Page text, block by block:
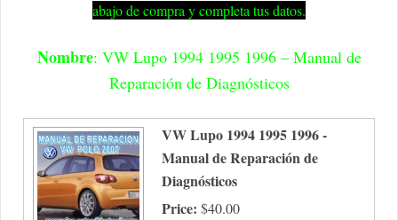
abajo de compra y completa tus datos.
Nombre: VW Lupo 1994 1995 1996 – Manual de
Reparación de Diagnósticos
VW Lupo 1994 1995 1996 -
Manual de Reparación de
Diagnósticos
Price: $40.00